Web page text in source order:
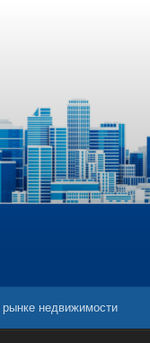
недвижимости